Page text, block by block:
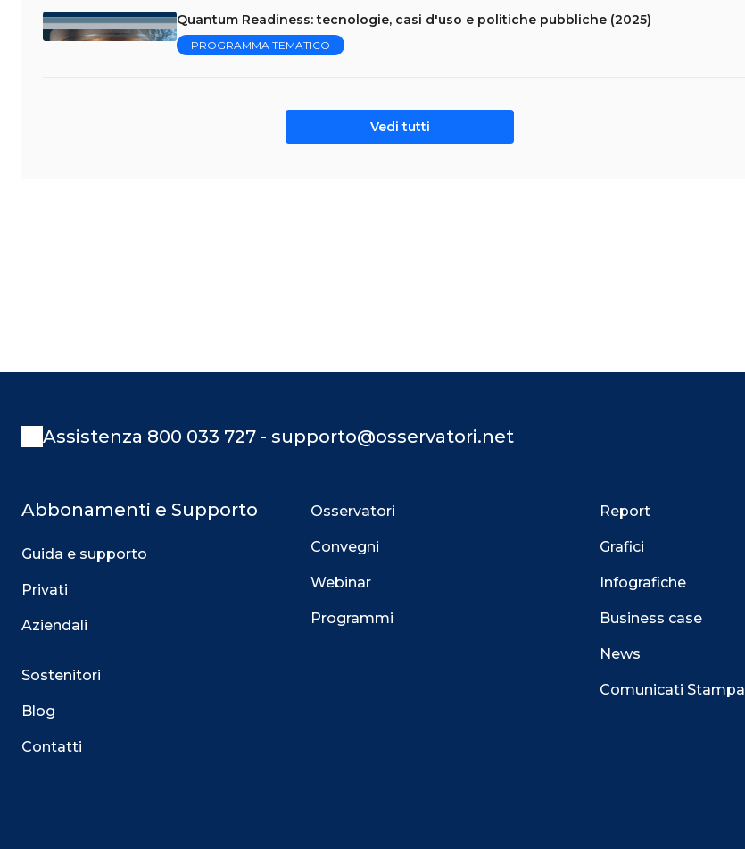
Quantum Readiness: tecnologie, casi d'uso e politiche pubbliche (2025)
PROGRAMMA TEMATICO
Vedi tutti
Assistenza 800 033 727 - supporto@osservatori.net
Abbonamenti e Supporto
Guida e supporto
Privati
Aziendali
Sostenitori
Blog
Contatti
Osservatori
Convegni
Webinar
Programmi
Report
Grafici
Infografiche
Business case
News
Comunicati Stampa